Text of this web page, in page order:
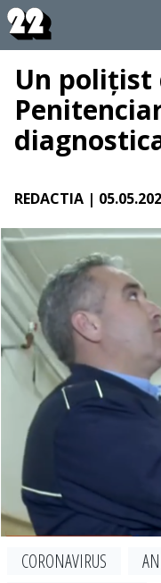
Un polițist
REDACTIA |
CORONAVIRUS